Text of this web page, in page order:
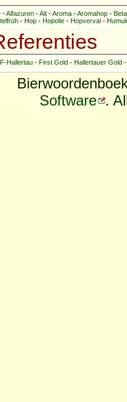
-Alfazuren -Alt -Aroma -Aromahop -
- Hop - Hopolie - Hopverval -
Hallertau - First Gold - Hallertauer Gold
Software .